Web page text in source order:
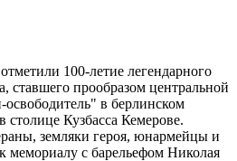
100-летие легендарного
ставшего прообразом центральной
в берлинском
столице Кузбасса Кемерове.
земляки героя, юнармейцы и
мемориалу с барельефом Николая